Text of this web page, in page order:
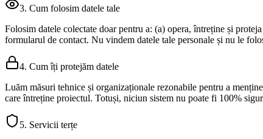
3. Cum folosim datele tale
Folosim datele colectate doar pentru a: (a) opera, întreține și
formularul de contact. Nu vindem datele tale personale și nu le
4. Cum îți protejăm datele
Luăm măsuri tehnice și organizaționale rezonabile pentru a
care întreține proiectul. Totuși, niciun sistem nu poate fi 100%
5. Servicii terțe